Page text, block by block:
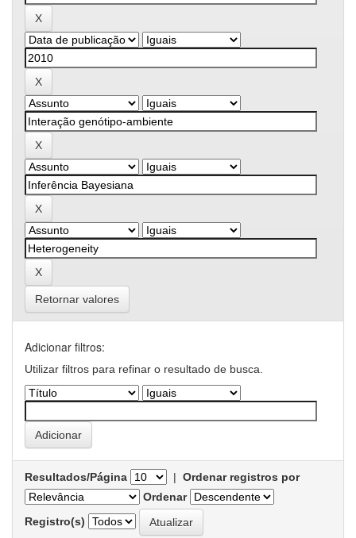
Retornar valores
Adicionar filtros:
Utilizar filtros para refinar o resultado de busca.
Resultados/Página | Ordenar registros por
Ordenar
Registro(s)